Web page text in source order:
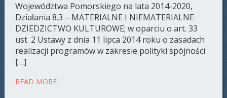
Województwa Pomorskiego na lata 2014-2020,
Działania 8.3 – MATERIALNE I NIEMATERIALNE
DZIEDZICTWO KULTUROWE; w oparciu o art. 33
ust. 2 Ustawy z dnia 11 lipca 2014 roku o zasadach
realizacji programów w zakresie polityki spójności
[…]
READ MORE